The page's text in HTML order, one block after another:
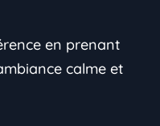
en prenant
calme et